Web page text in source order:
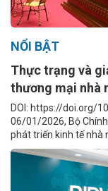
NỔI BẬT
Thực trạng và
thương mại nhà
DOI: https://doi.org/
06/01/2026, Bộ
phát triển kinh tế nhà